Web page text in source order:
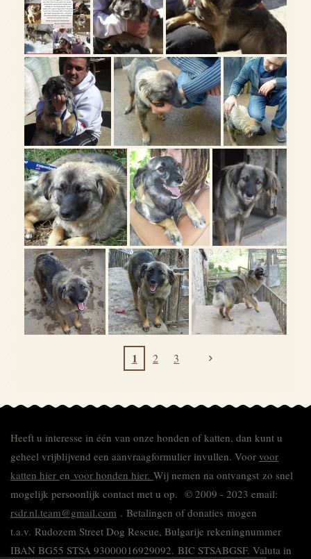
1 2 3
Heeft u interesse in één van onze honden of katten, dan kunt u
geheel vrijblijvend een aanvraagformulier invullen. Voor voor
katten hier en voor honden hier. Wij nemen na ontvangst zo snel
mogelijk persoonlijk contact met u op. © 2009 - 2023 email:
rsdr.nl.team@gmail.com . Betalingen of donaties mogen
t.a.v. Rudozem Street Dog Rescue, Bulgarije rekeningnummer
IBAN BG55 STSA 93000016929092. BIC STSABGSF. Valuta in